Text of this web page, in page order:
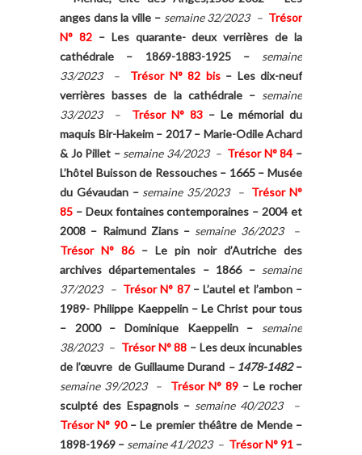
anges dans la ville –semaine 32/2023 – Trésor
N° 82– Les quarante- deux verrières de la
cathédrale – 1869-1883-1925 – semaine
33/2023 – Trésor N° 82 bis– Les dix-neuf
verrières basses de la cathédrale– semaine
33/2023 – Trésor N° 83 – Le mémorial du
maquis Bir-Hakeim – 2017 – Marie-Odile Achard
& Jo Pillet – semaine 34/2023 – Trésor N° 84 –
L’hôtel Buisson de Ressouches – 1665 – Musée
du Gévaudan–semaine 35/2023 – Trésor N°
85 – Deux fontaines contemporaines – 2004 et
2008 – Raimund Zians– semaine 36/2023 –
Trésor N° 86– Le pin noir d’Autriche des
archives départementales – 1866 – semaine
37/2023 – Trésor N° 87–L’autel et l’ambon –
1989- Philippe Kaeppelin – Le Christ pour tous
– 2000 – Dominique Kaeppelin– semaine
38/2023 – Trésor N° 88 – Les deux incunables
de l’œuvre de Guillaume Durand– 1478-1482 –
semaine 39/2023 – Trésor N° 89 – Le rocher
sculpté des Espagnols –semaine 40/2023 –
Trésor N° 90– Le premier théâtre de Mende –
1898-1969 – semaine 41/2023 – Trésor N° 91 –